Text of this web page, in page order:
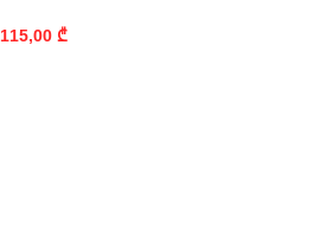
115,00 ₾